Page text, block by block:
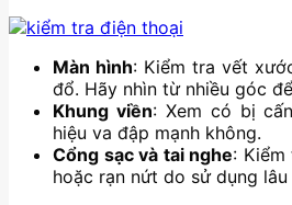
Màn hình: Kiểm tra vết
đổ. Hãy nhìn từ nhiều góc
Khung viền: Xem có bị
hiệu va đập mạnh không.
Cổng sạc và tai nghe:
hoặc rạn nứt do sử dụng